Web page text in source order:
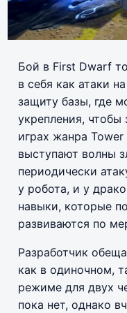
Бой в First Dwarf
в себя как атаки
защиту базы, где
укрепления, чтобы
играх жанра
выступают волны
периодически
у робота, и у
навыки, которые
развиваются по
Разработчик
как в одиночном,
режиме для двух
пока нет, однако